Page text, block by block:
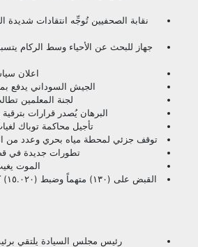
نقابة الصحفيين تُوجِّه انتقادات
جهاز للبحث عن الأحياء وسط الركام
اعلان
الجيش السوداني يدفع
لجنة المعلمين
البرهان يُصدر قرارات
تأجيل محاكمة توباك
توقف جزئي لمحطة مياه بحري وعدد من
تطورات جديدة في
الموت
رئيس مجلس السيادة يلتقي